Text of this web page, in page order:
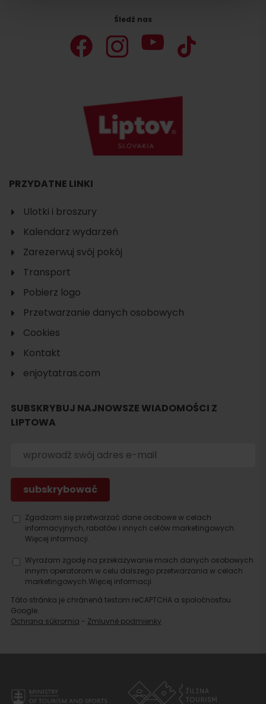
noclegu
Śledź nas
PRZYDATNE LINKI
Ulotki i broszury
Kalendarz wydarzeń
Zarezerwuj svój pokój
Transport
Pobierz logo
Przetwarzanie danych osobowych
Cookies
Kontakt
enjoytatras.com
SUBSKRYBUJ NAJNOWSZE WIADOMOŚCI Z
LIPTOWA
Zgadzam się przetwarzać dane osobowe w celach
informacyjnych, rabatów i innych celów marketingowych.
Więcej informacji.
Wyrażam zgodę na przekazywanie moich danych osobowych
innym operatorom w celu dalszego przetwarzania w celach
marketingowych.Więcej informacji.
Táto stránka je chránená testom reCAPTCHA a spoločnosťou
Google.
Ochrana súkromia - Zmluvné podmienky